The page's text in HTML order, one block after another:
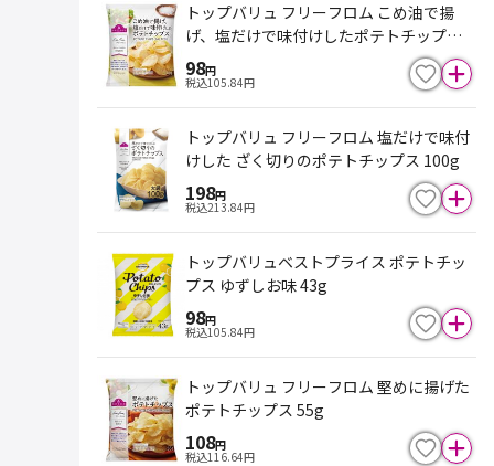
トップバリュ フリーフロム こめ油で揚
げ、塩だけで味付けしたポテトチップス 4
0g
98円
税込105.84円
トップバリュ フリーフロム 塩だけで味付
けした ざく切りのポテトチップス 100g
198円
税込213.84円
トップバリュベストプライス ポテトチッ
プス ゆずしお味 43g
98円
税込105.84円
トップバリュ フリーフロム 堅めに揚げた
ポテトチップス 55g
108円
税込116.64円